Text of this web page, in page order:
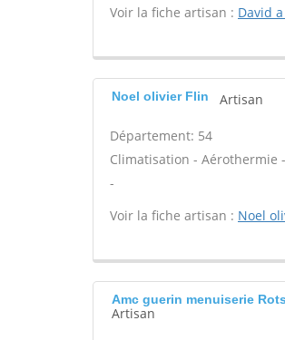
Voir la fiche artisan : David
Noel olivier Flin Artisan
Département: 54
Climatisation - Aérothermie
-
Voir la fiche artisan : Noel
Amc guerin menuiserie Rots
Artisan